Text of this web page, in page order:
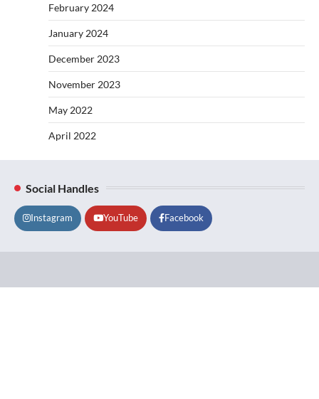
February 2024
January 2024
December 2023
November 2023
May 2022
April 2022
Social Handles
Instagram YouTube Facebook